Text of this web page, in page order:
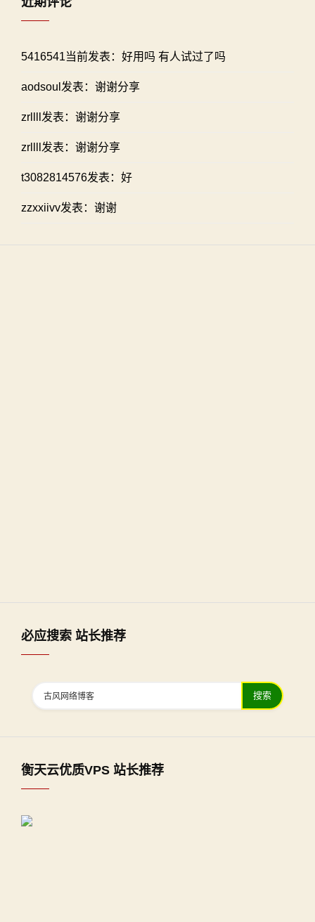
5416541当前发表：好用吗 有人试过了吗
aodsoul发表：谢谢分享
zrllll发表：谢谢分享
zrllll发表：谢谢分享
t3082814576发表：好
zzxxiivv发表：谢谢
必应搜索 站长推荐
搜索
衡天云优质VPS 站长推荐